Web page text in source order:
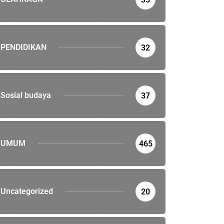
PENDIDIKAN 32
Sosial budaya 37
UMUM 465
Uncategorized 20